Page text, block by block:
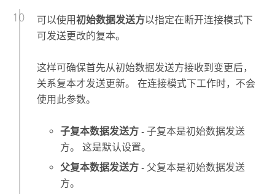
可以使用初始数据发送方以指定在断开连接模式下
可发送更改的复本。
这样可确保首先从初始数据发送方接收到变更后，
关系复本才发送更新。 在连接模式下工作时，不会
使用此参数。
子复本数据发送方 - 子复本是初始数据发送
方。 这是默认设置。
父复本数据发送方 - 父复本是初始数据发送
方。